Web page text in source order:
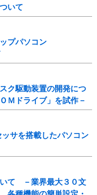
いて
プパソコン
ク駆動装置の開発につ
Ｍドライブ」を試作－
サを搭載したパソコン
いて －業界最大３０文